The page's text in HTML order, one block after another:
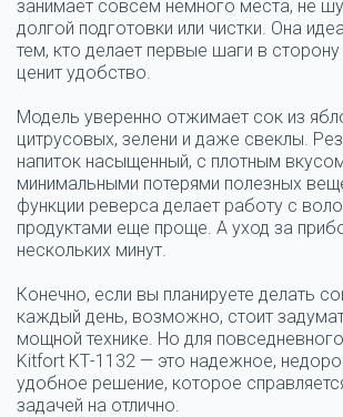
занимает совсем немного места, не
долгой подготовки или чистки. Она
тем, кто делает первые шаги в
ценит удобство.
Модель уверенно отжимает сок из
цитрусовых, зелени и даже свеклы.
напиток насыщенный, с плотным
минимальными потерями полезных
функции реверса делает работу с
продуктами еще проще. А уход за
нескольких минут.
Конечно, если вы планируете делать
каждый день, возможно, стоит
мощной технике. Но для
Kitfort КТ-1132 — это надежное,
удобное решение, которое
задачей на отлично.